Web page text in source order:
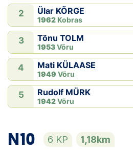
2 Ülar KÕRGE
1962 Kobras
3 Tõnu TOLM
1953Võru
4 Mati KÜLAASE
1949 Võru
5 Rudolf MÜRK
1942Võru
N10 6 KP 1,18km